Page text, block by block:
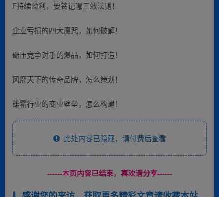
F持续盈利，要铭记哪三效法则！
企业亏损的四大魔咒，如何破解！
碾压竞争对手的爆品，如何打造！
风靡天下的传奇品牌，怎么策划！
雄霸行业的商业壁垒，怎么构建！
此处内容已隐藏，请付费后查看
------本页内容已结束，喜欢请分享------